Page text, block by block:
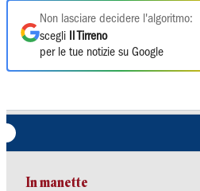
Non lasciare decidere l'algoritmo:
scegli
Il Tirreno
per le tue notizie su Google
In manette